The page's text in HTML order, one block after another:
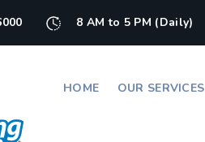
8 AM to 5 PM (Daily)
HOME OUR SERVICES